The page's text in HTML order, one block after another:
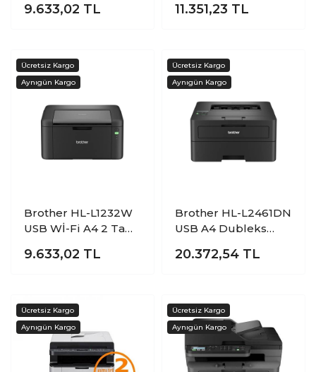
9.633,02 TL 11.351,23 TL
Brother HL-L1232W
USB Wİ-Fi A4 2 Tam
Lazer Yazıcı
9.633,02 TL
Brother HL-L2461DN
USB A4 Dubleks
20.372,54 TL